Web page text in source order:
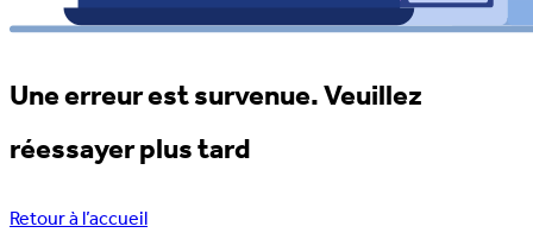
Une erreur est survenue. Veuillez
réessayer plus tard
Retour à l’accueil